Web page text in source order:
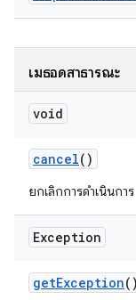
เมธอดสาธารณะ
void
cancel()
ยกเลิกการดำเนินการ
Exception
getException()